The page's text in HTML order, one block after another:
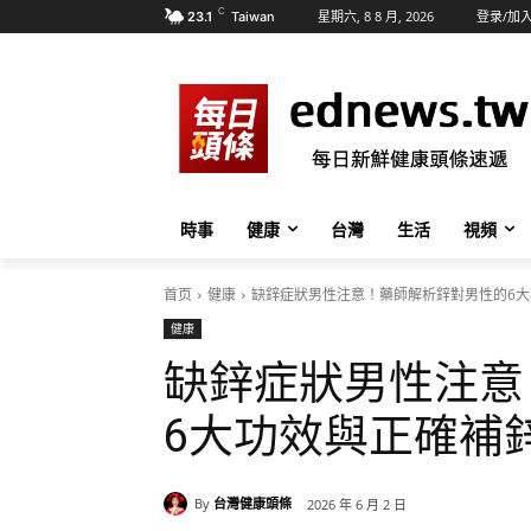
23.1 C Taiwan 星期六, 8 8 月, 2026 登录/加
時事 健康 台灣 生活 視頻
首页 健康 缺鋅症狀男性注意！藥師解析鋅對男性的6
健康
缺鋅症狀男性注
6大功效與正確補
By 台灣健康頭條 2026 年 6 月 2 日